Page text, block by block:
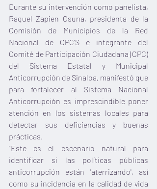
Durante su intervención como panelista,
Raquel Zapien Osuna, presidenta de la
Comisión de Municipios de la Red
Nacional de CPC'S e integrante del
Comité de Participación Ciudadana (CPC)
del Sistema Estatal y Municipal
Anticorrupción de Sinaloa, manifestó que
para fortalecer al Sistema Nacional
Anticorrupción es imprescindible poner
atención en los sistemas locales para
detectar sus deficiencias y buenas
prácticas.
"Este es el escenario natural para
identificar si las políticas públicas
anticorrupción están 'aterrizando', así
como su incidencia en la calidad de vida